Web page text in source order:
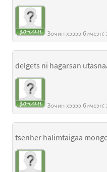
delgets ni hagarsan
tsenher halimtaigaa